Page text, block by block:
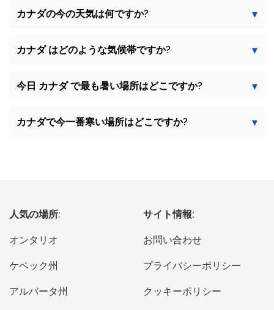
カナダの今の天気は何ですか?
カナダ はどのような気候帯ですか?
今日 カナダ で最も暑い場所はどこですか?
カナダで今一番寒い場所はどこですか?
人気の場所:
オンタリオ
ケベック州
アルバータ州
サイト情報:
お問い合わせ
プライバシーポリシー
クッキーポリシー